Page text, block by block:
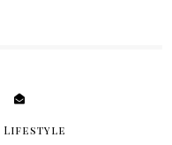
Lifestyle